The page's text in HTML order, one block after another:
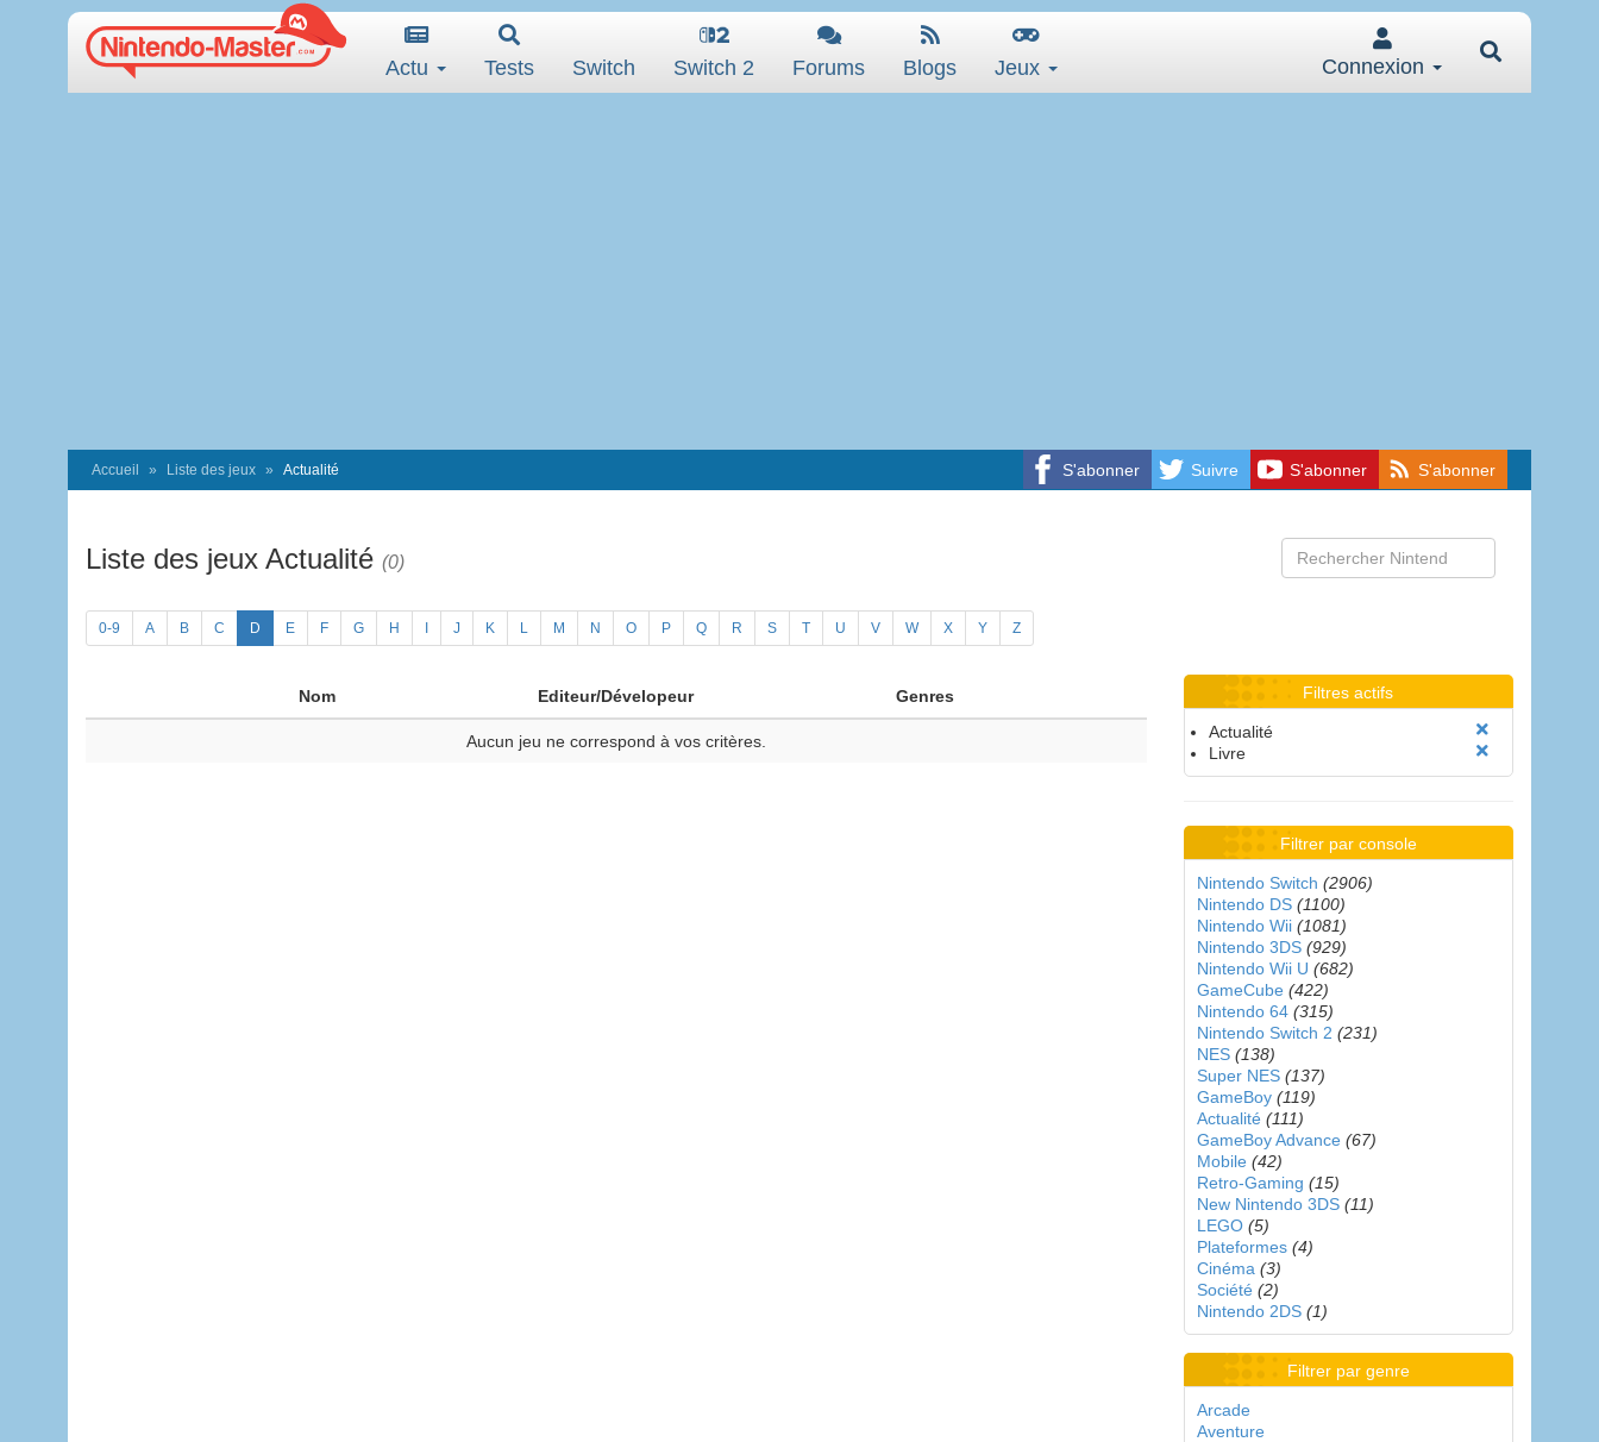
Actu Tests Switch Switch 2 Forums Blogs Jeux Connexion
S'abonner Suivre S'abonner S'abonner
Accueil Liste des jeux Actualité
Liste des jeux Actualité (0)
0-9 A B C D E F G H J K L M N O P Q R S T U V W X Y Z
Nom Editeur/Dévelopeur Genres
Aucun jeu ne correspond à vos critères.
Filtres actifs
Actualité
Livre
Filtrer par console
Nintendo Switch (2906)
Nintendo DS (1100)
Nintendo Wii (1081)
Nintendo 3DS (929)
Nintendo Wii U (682)
GameCube (422)
Nintendo 64 (315)
Nintendo Switch 2 (231)
NES (138)
Super NES (137)
GameBoy (119)
Actualité (111)
GameBoy Advance (67)
Mobile (42)
Retro-Gaming (15)
New Nintendo 3DS (11)
LEGO (5)
Plateformes (4)
Cinéma (3)
Société (2)
Nintendo 2DS (1)
Filtrer par genre
Arcade
Aventure